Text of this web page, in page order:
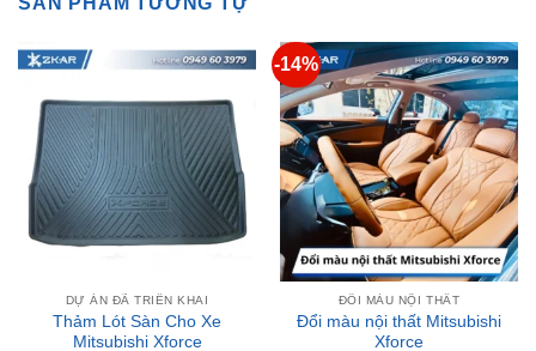
DỰ ÁN ĐÃ TRIỂN KHAI
Liên hệ nhận giá ưu đãi
ĐỔI MÀU NỘI THẤT
Đổi màu nội thất Mitsubishi
Xforce
35,000,000 Giá
gốc
là:
₫35,000,000.
₫30,000,000
hiện
tại